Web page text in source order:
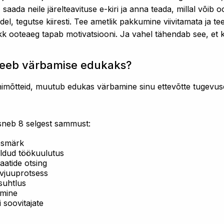
neile järelteavituse e-kiri ja anna teada, millal võib
tegutse kiiresti. Tee ametlik pakkumine viivitamata ja
ooteaeg tapab motivatsiooni. Ja vahel tähendab see, et
värbamise edukaks?
muutub edukas värbamine sinu ettevõtte
8 selgest sammust:
töökuulutus
otsing